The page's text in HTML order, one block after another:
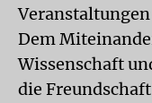
Dem
Wissenschaft
die